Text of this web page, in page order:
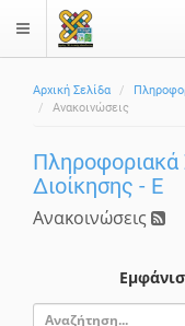
$langMenu
Αρχική Σελίδα
Ανακοινώσεις
Πληροφοριακά
Διοίκησης - Ε
Ανακοινώσεις